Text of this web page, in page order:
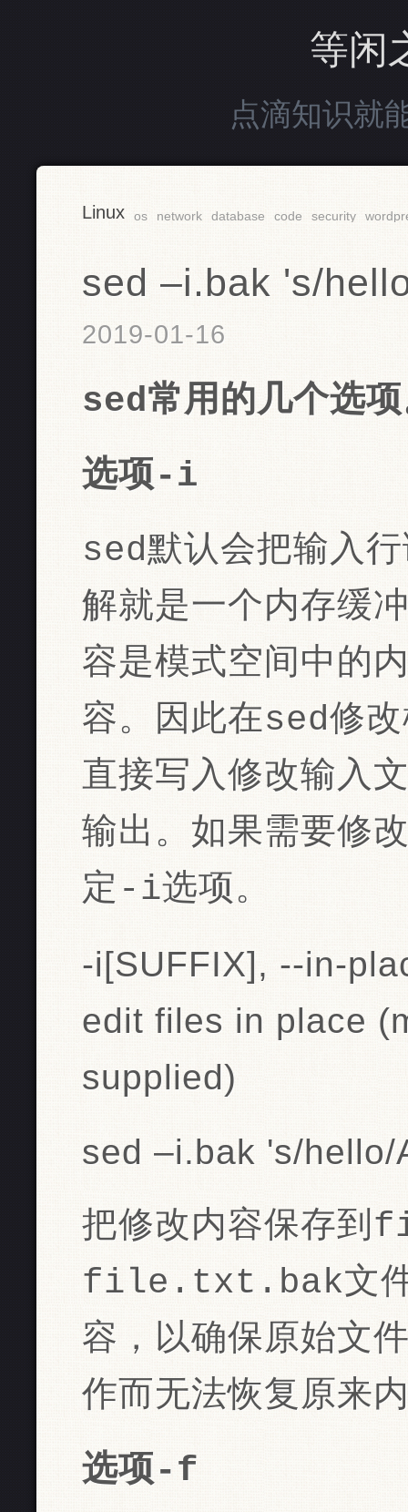
等闲
点滴知识就
Linux os network database code security
sed –i.bak 's/
2019-01-16
sed常用的几个选
选项-i
sed默认会把输入
解就是一个内存缓
容是模式空间中的
容。因此在sed修
直接写入修改输入
输出。如果需要修
定-i选项。
-i[SUFFIX], --in-
edit files in place
supplied)
sed –i.bak 's/
把修改内容保存
file.txt.bak文件
容，以确保原始文
作而无法恢复原来
选项-f